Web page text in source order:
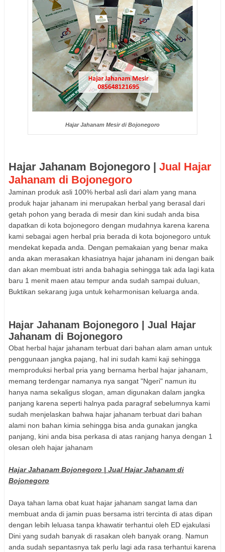
Hajar Jahanam Mesir di Bojonegoro
Hajar Jahanam Bojonegoro | Jual Hajar
Jahanam di Bojonegoro
Jaminan produk asli 100% herbal asli dari alam yang mana
produk hajar jahanam ini merupakan herbal yang berasal dari
getah pohon yang berada di mesir dan kini sudah anda bisa
dapatkan di kota bojonegoro dengan mudahnya karena karena
kami sebagai agen herbal pria berada di kota bojonegoro untuk
mendekat kepada anda. Dengan pemakaian yang benar maka
anda akan merasakan khasiatnya hajar jahanam ini dengan baik
dan akan membuat istri anda bahagia sehingga tak ada lagi kata
baru 1 menit maen atau tempur anda sudah sampai duluan,
Buktikan sekarang juga untuk keharmonisan keluarga anda.
Hajar Jahanam Bojonegoro | Jual Hajar
Jahanam di Bojonegoro
Obat herbal hajar jahanam terbuat dari bahan alam aman untuk
penggunaan jangka pajang, hal ini sudah kami kaji sehingga
memproduksi herbal pria yang bernama herbal hajar jahanam,
memang terdengar namanya nya sangat "Ngeri" namun itu
hanya nama sekaligus slogan, aman digunakan dalam jangka
panjang karena seperti halnya pada paragraf sebelumnya kami
sudah menjelaskan bahwa hajar jahanam terbuat dari bahan
alami non bahan kimia sehingga bisa anda gunakan jangka
panjang, kini anda bisa perkasa di atas ranjang hanya dengan 1
olesan oleh hajar jahanam
Hajar Jahanam Bojonegoro | Jual Hajar Jahanam di
Bojonegoro
Daya tahan lama obat kuat hajar jahanam sangat lama dan
membuat anda di jamin puas bersama istri tercinta di atas dipan
dengan lebih leluasa tanpa khawatir terhantui oleh ED ejakulasi
Dini yang sudah banyak di rasakan oleh banyak orang. Namun
anda sudah sepantasnya tak perlu lagi ada rasa terhantui karena